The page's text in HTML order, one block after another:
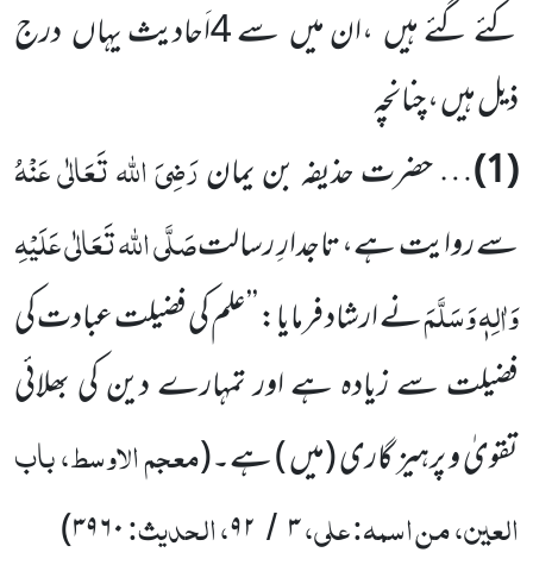
کئے گئے ہیں ،ان میں سے 4اَحادیث یہاں درج
ذیل ہیں ، چنانچہ
(1) … حضرت حذیفہ بن یمانرَضِیَ اللہ تَعَالٰی عَنْہُ
سے روایت ہے، تاجدارِ رسالتصَلَّی اللہ تَعَالٰی عَلَیْہِ
وَاٰلِہٖ وَسَلَّمَنے ارشاد فرمایا: ’’علم کی فضیلت عبادت کی
فضیلت سے زیادہ ہے اور تمہارے دین کی بھلائی
تقویٰ و پرہیز گاری (میں ) ہے۔(معجم الاوسط، باب
العین، من اسمہ: علی،۳ / ۹۲، الحدیث:۳۹۶۰)